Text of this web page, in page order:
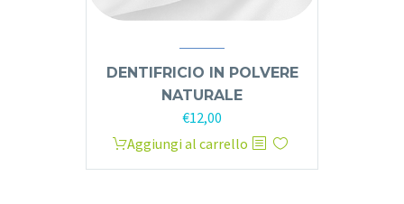
DENTIFRICIO IN POLVERE
NATURALE
€12,00
Aggiungi al carrello